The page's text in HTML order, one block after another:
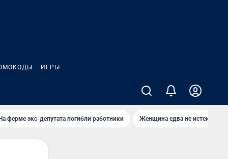
ИГРЫ
ферме экс-депутата погибли работники Женщина едва не истекла